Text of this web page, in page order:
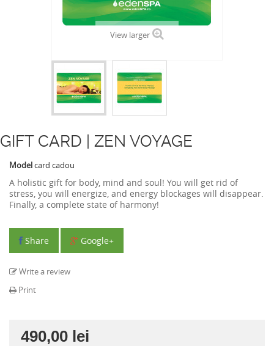
View larger
GIFT CARD | ZEN VOYAGE
Modelcard cadou
A holistic gift for body, mind and soul! You will get rid of
stress, you will energize, and energy blockages will disappear.
Finally, a complete state of harmony!
Share Google+
Write a review
Print
490,00 lei